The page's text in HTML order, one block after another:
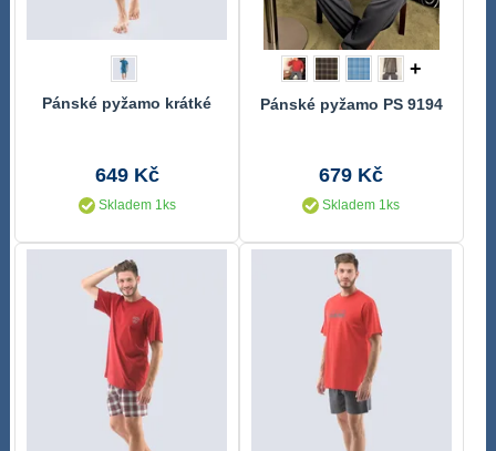
Pánské pyžamo krátké
649 Kč
Skladem 1ks
+
Pánské pyžamo PS 9194
679 Kč
Skladem 1ks